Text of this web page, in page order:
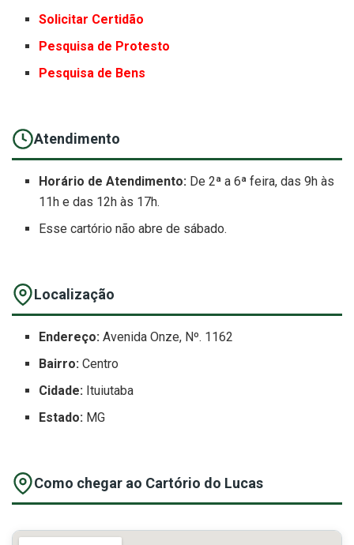
Solicitar Certidão
Pesquisa de Protesto
Pesquisa de Bens
Atendimento
Horário de Atendimento: De 2ª a 6ª feira, das 9h às
11h e das 12h às 17h.
Esse cartório não abre de sábado.
Localização
Endereço: Avenida Onze, Nº. 1162
Bairro: Centro
Cidade: Ituiutaba
Estado: MG
Como chegar ao Cartório do Lucas